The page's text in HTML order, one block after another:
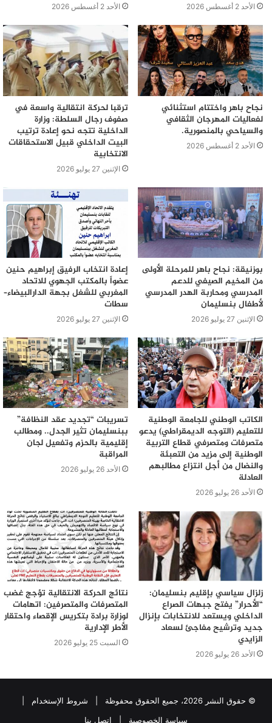
الأحد 2 أغسطس 2026 الأحد 2 أغسطس 2026
نجاح باهر واختتام استثنائي
لفعاليات المهرجان الثقافي
والسياحي بالمنصورية.
الأحد 2 أغسطس 2026
ترقبا لحركة انتقالية واسعة في
صفوف رجال السلطة: وزارة
الداخلية تتجه نحو إعادة ترتيب
البيت الداخلي قبيل الاستحقاقات
الانتخابية
الإثنين 27 يوليو 2026
بوزنيقة: نجاح باهر للمرحلة الأولى
من المخيم الصيفي للدعم
المدرسي ومحاربة الهدر المدرسي
لأطفال بنسليمان
الإثنين 27 يوليو 2026
إعادة انتخاب الرفيق إبراهيم حنين
عضواً بالمكتب الجهوي للاتحاد
المغربي للشغل بجهة الدارالبيضاء–
سطات
الإثنين 27 يوليو 2026
الكاتب الوطني للجامعة الوطنية
للتعليم (التوجه الديمقراطي) يدعو
متصرفات ومتصرفي قطاع التربية
الوطنية إلى مزيد من التعبئة
والنضال من أجل انتزاع مطالبهم
العادلة
الأحد 26 يوليو 2026
تسريبات “تجديد عقد النظافة”
ببنسليمان تثير الجدل.. ومطالب
إقليمية بالحزم وتفعيل لجان
المراقبة
الأحد 26 يوليو 2026
زلزال سياسي بإقليم بنسليمان:
“الأحرار” يفتح جبهات الصراع
الداخلي ويستعد للانتخابات بإنزال
جديد وترشيح مفاجئ لسعاد
الزايدي
الأحد 26 يوليو 2026
نتائج الحركة الانتقالية تؤجج غضب
المتصرفات والمتصرفين: اتهامات
لوزارة برادة بتكريس الإقصاء واحتقار
الأطر الإدارية
السبت 25 يوليو 2026
© حقوق النشر 2026، جميع الحقوق محفوظة | شروط الإستخدام
سياسة الخصوصية
اتصل بنا